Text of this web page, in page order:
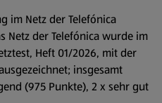
im Netz der Telefónica
Netz der Telefónica wurde im
Heft 01/2026, mit der
insgesamt
(975 Punkte), 2 x sehr gut